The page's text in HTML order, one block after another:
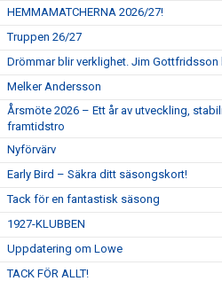
HEMMAMATCHERNA 2026/27!
Truppen 26/27
Drömmar blir verklighet. Jim Gottfridsson
Melker Andersson
Årsmöte 2026 – Ett år av utveckling,
framtidstro
Nyförvärv
Early Bird – Säkra ditt säsongskort!
Tack för en fantastisk säsong
1927-KLUBBEN
Uppdatering om Lowe
TACK FÖR ALLT!